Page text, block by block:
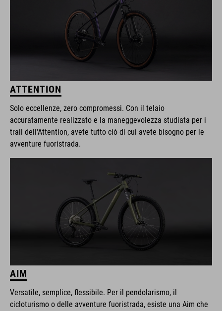
ATTENTION
Solo eccellenze, zero compromessi. Con il telaio
accuratamente realizzato e la maneggevolezza studiata per i
trail dell'Attention, avete tutto ciò di cui avete bisogno per le
avventure fuoristrada.
AIM
Versatile, semplice, flessibile. Per il pendolarismo, il
cicloturismo o delle avventure fuoristrada, esiste una Aim che